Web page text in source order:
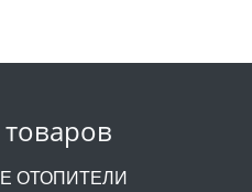
товаров
ОТОПИТЕЛИ